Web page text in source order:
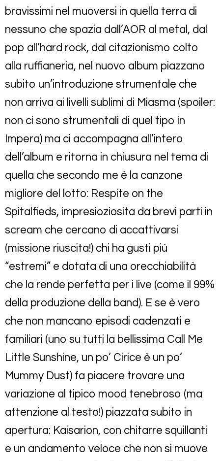
bravissimi nel muoversi in quella terra di
nessuno che spazia dall’AOR al metal, dal
pop all’hard rock, dal citazionismo colto
alla ruffianeria, nel nuovo album piazzano
subito un’introduzione strumentale che
non arriva ai livelli sublimi di Miasma (spoiler:
non ci sono strumentali di quel tipo in
Impera) ma ci accompagna all’intero
dell’album e ritorna in chiusura nel tema di
quella che secondo me è la canzone
migliore del lotto: Respite on the
Spitalfieds, impresioziosita da brevi parti in
scream che cercano di accattivarsi
(missione riuscita!) chi ha gusti più
“estremi” e dotata di una orecchiabilità
che la rende perfetta per i live (come il 99%
della produzione della band). E se è vero
che non mancano episodi cadenzati e
familiari (uno su tutti la bellissima Call Me
Little Sunshine, un po’ Cirice è un po’
Mummy Dust) fa piacere trovare una
variazione al tipico mood tenebroso (ma
attenzione al testo!) piazzata subito in
apertura: Kaisarion, con chitarre squillanti
e un andamento veloce che non si muove